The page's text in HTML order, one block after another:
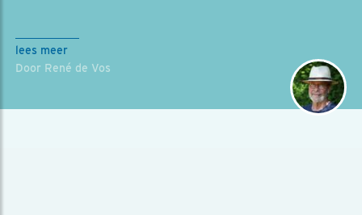
lees meer
Door René de Vos